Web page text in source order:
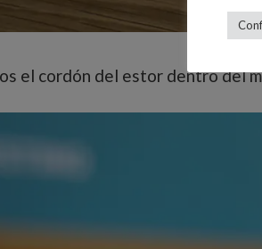
el cordón del estor dentro del